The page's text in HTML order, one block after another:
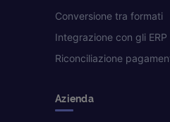
Conversione tra formati
Integrazione con gli ERP
Riconciliazione
Azienda